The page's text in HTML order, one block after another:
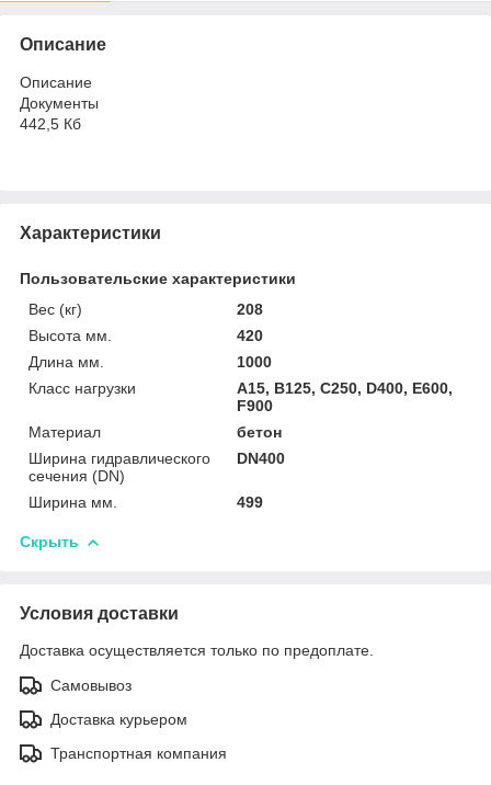
Описание
Описание
Документы
442,5 Кб
Характеристики
Пользовательские характеристики
Вес (кг)
208
Высота мм.
420
Длина мм.
1000
Класс нагрузки
A15, B125, C250, D400, E600,
F900
Материал
бетон
Ширина гидравлического
сечения (DN)
DN400
Ширина мм. 499
Скрыть
Условия доставки
Доставка осуществляется только по предоплате.
Самовывоз
Доставка курьером
Транспортная компания